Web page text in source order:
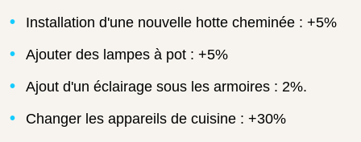
Installation d'une nouvelle hotte cheminée : +5%
Ajouter des lampes à pot : +5%
Ajout d'un éclairage sous les armoires : 2%.
Changer les appareils de cuisine : +30%